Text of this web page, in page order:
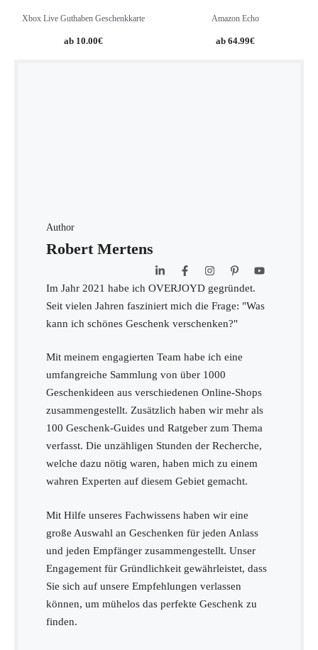
Xbox Live Guthaben Geschenkkarte
10.00€
Amazon Echo
64.99€
Author
Robert Mertens
Im Jahr 2021 habe ich OVERJOYD gegründet.
Seit vielen Jahren fasziniert mich die Frage: "Was
kann ich schönes Geschenk verschenken?"
Mit meinem engagierten Team habe ich eine
umfangreiche Sammlung von über 1000
Geschenkideen aus verschiedenen Online-Shops
zusammengestellt. Zusätzlich haben wir mehr als
100 Geschenk-Guides und Ratgeber zum Thema
verfasst. Die unzähligen Stunden der Recherche,
welche dazu nötig waren, haben mich zu einem
wahren Experten auf diesem Gebiet gemacht.
Mit Hilfe unseres Fachwissens haben wir eine
große Auswahl an Geschenken für jeden Anlass
und jeden Empfänger zusammengestellt. Unser
Engagement für Gründlichkeit gewährleistet, dass
Sie sich auf unsere Empfehlungen verlassen
können, um mühelos das perfekte Geschenk zu
finden.